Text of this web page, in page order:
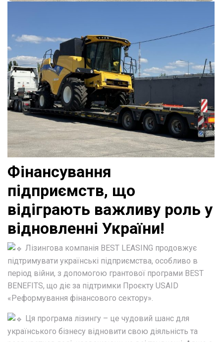
Фінансування
підприємств, що
відіграють важливу роль у
відновленні України!
Лізингова компанія BEST LEASING продовжує
підтримувати українські підприємства, особливо в
період війни, з допомогою грантової програми BEST
BENEFITS, що діє за підтримки Проєкту USAID
«Реформування фінансового сектору».
Ця програма лізингу – це чудовий шанс для
українського бізнесу відновити свою діяльність та